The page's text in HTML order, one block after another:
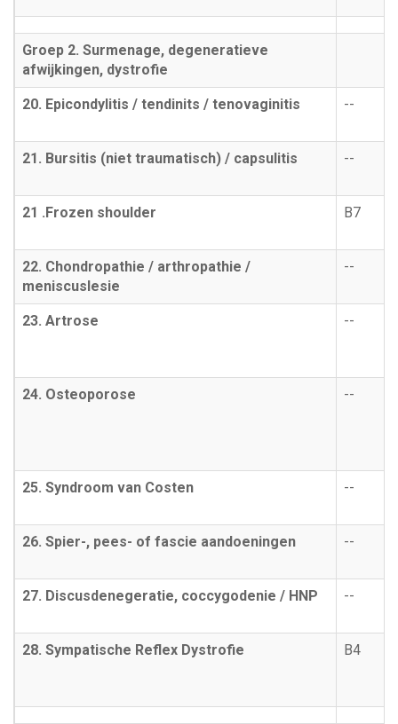
Groep 2. Surmenage, degeneratieve
afwijkingen, dystrofie
20. Epicondylitis / tendinits / tenovaginitis --
21. Bursitis (niet traumatisch) / capsulitis --
21 .Frozen shoulder B7
22. Chondropathie / arthropathie /
meniscuslesie
--
23. Artrose --
24. Osteoporose --
25. Syndroom van Costen --
26. Spier-, pees- of fascie aandoeningen --
27. Discusdenegeratie, coccygodenie / HNP --
28. Sympatische Reflex Dystrofie B4